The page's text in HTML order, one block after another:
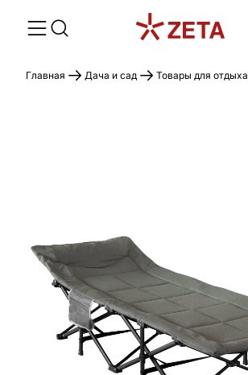
Главная Дача и сад Товары для отдыха